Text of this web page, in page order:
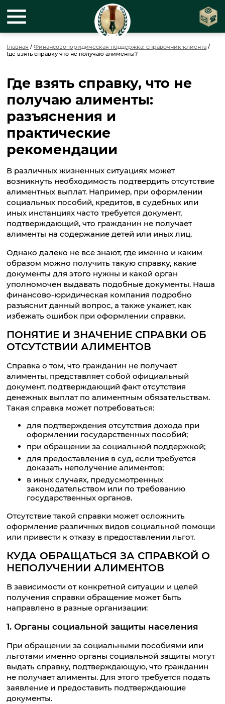
Главная /Финансово-юридическая поддержка: справочник клиента /
Где взять справку что не получаю алименты?
Где взять справку, что не
получаю алименты:
разъяснения и
практические
рекомендации
В различных жизненных ситуациях может
возникнуть необходимость подтвердить отсутствие
алиментных выплат. Например, при оформлении
социальных пособий, кредитов, в судебных или
иных инстанциях часто требуется документ,
подтверждающий, что гражданин не получает
алименты на содержание детей или иных лиц.
Однако далеко не все знают, где именно и каким
образом можно получить такую справку, какие
документы для этого нужны и какой орган
уполномочен выдавать подобные документы. Наша
финансово-юридическая компания подробно
разъяснит данный вопрос, а также укажет, как
избежать ошибок при оформлении справки.
ПОНЯТИЕ И ЗНАЧЕНИЕ СПРАВКИ ОБ
ОТСУТСТВИИ АЛИМЕНТОВ
Справка о том, что гражданин не получает
алименты, представляет собой официальный
документ, подтверждающий факт отсутствия
денежных выплат по алиментным обязательствам.
Такая справка может потребоваться:
для подтверждения отсутствия дохода при
оформлении государственных пособий;
при обращении за социальной поддержкой;
для предоставления в суд, если требуется
доказать неполучение алиментов;
в иных случаях, предусмотренных
законодательством или по требованию
государственных органов.
Отсутствие такой справки может осложнить
оформление различных видов социальной помощи
или привести к отказу в предоставлении льгот.
КУДА ОБРАЩАТЬСЯ ЗА СПРАВКОЙ О
НЕПОЛУЧЕНИИ АЛИМЕНТОВ
В зависимости от конкретной ситуации и целей
получения справки обращение может быть
направлено в разные организации:
1. Органы социальной защиты населения
При обращении за социальными пособиями или
льготами именно органы социальной защиты могут
выдать справку, подтверждающую, что гражданин
не получает алименты. Для этого требуется подать
заявление и предоставить подтверждающие
документы.